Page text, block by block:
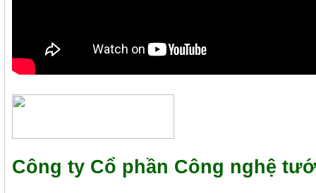
Công ty Cổ phần Công nghệ